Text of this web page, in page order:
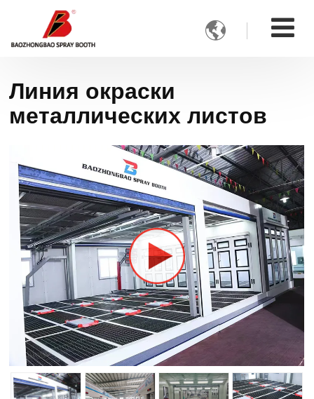

Линия окраски
металлических листов